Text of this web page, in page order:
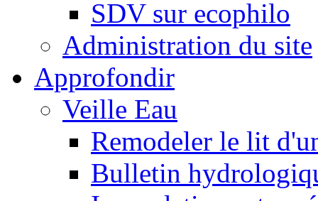
SDV sur ecophilo
Administration du site
Approfondir
Veille Eau
Remodeler le lit
Bulletin